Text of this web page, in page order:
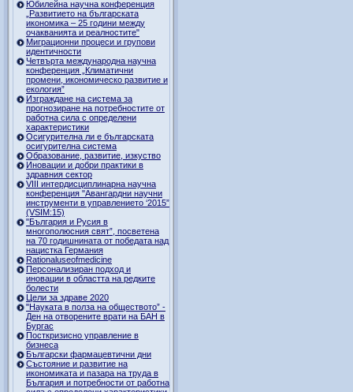
Юбилейна научна конференция
„Развитието на българската
икономика – 25 години между
очакванията и реалностите"
Миграционни процеси и групови
идентичности
Четвърта международна научна
конференция „Климатични
промени, икономическо развитие и
екология”
Изграждане на система за
прогнозиране на потребностите от
работна сила с определени
характеристики
Осигурителна ли е българската
осигурителна система
Образование, развитие, изкуство
Иновации и добри практики в
здравния сектор
VIII интердисциплинарна научна
конференция "Авангардни научни
инструменти в управлението ‘2015”
(VSIM:15)
"България и Русия в
многополюсния свят”, посветена
на 70 годишнината от победата над
нацистка Германия
Rationaluseofmedicine
Персонализиран подход и
иновации в областта на редките
болести
Цели за здраве 2020
"Науката в полза на обществото” -
Ден на отворените врати на БАН в
Бургас
Посткризисно управление в
бизнеса
Български фармацевтични дни
Състояние и развитие на
икономиката и пазара на труда в
България и потребности от работна